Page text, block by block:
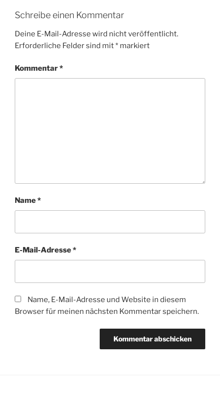
Schreibe einen Kommentar
Deine E-Mail-Adresse wird nicht veröffentlicht.
Erforderliche Felder sind mit* markiert
Kommentar*
Name*
E-Mail-Adresse*
Name, E-Mail-Adresse und Website in diesem
Browser für meinen nächsten Kommentar speichern.